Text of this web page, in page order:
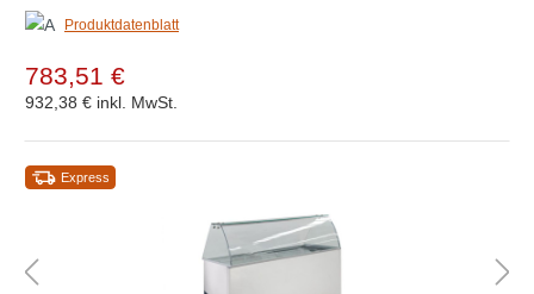
Produktdatenblatt
783,51 €
932,38 € inkl. MwSt.
Express